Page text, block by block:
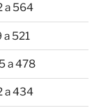
a 564
521
a 478
a 434